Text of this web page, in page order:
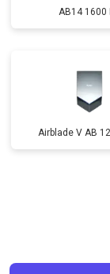
AB14 1600
Airblade V AB